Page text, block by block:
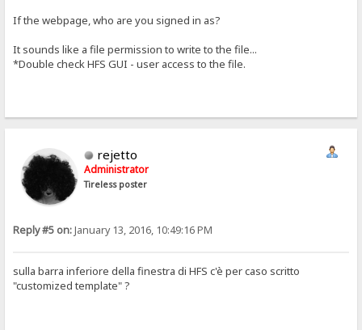
If the webpage, who are you signed in as?
It sounds like a file permission to write to the file...
*Double check HFS GUI - user access to the file.
rejetto
Administrator
Tireless poster
Reply #5 on:January 13, 2016, 10:49:16 PM
sulla barra inferiore della finestra di HFS c'è per caso scritto
"customized template" ?